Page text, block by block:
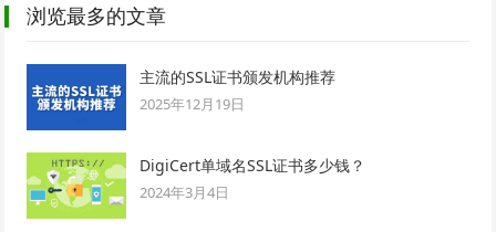
浏览最多的文章
主流的SSL证书颁发机构推荐
2025年12月19日
DigiCert单域名SSL证书多少钱？
2024年3月4日